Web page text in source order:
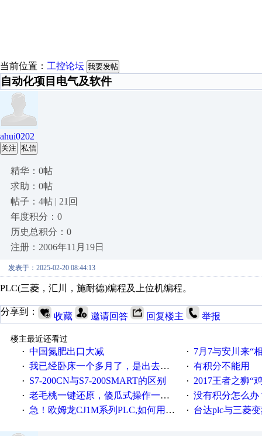
当前位置： 工控论坛 我要发帖
自动化项目电气及软件
ahui0202
关注 私信
精华：0帖
求助：0帖
帖子：4帖 | 21回
年度积分：0
历史总积分：0
注册：2006年11月19日
发表于：2025-02-20 08:44:13
PLC(三菱，汇川，施耐德)编程及上位机编程。
分享到： 收藏 邀请回答 回复楼主 举报
楼主最近还看过
· 中国氮肥出口大减 · 7月7与安川来“
· 我已经卧床一个多月了，是出去安装机械手在高速遭遇车祸所致:大家工作都要特别注意啊 · 有积分不能用
· S7-200CN与S7-200SMART的区别 · 2017王者之狮“鸡”情签到
· 老毛桃一键还原，傻瓜式操作一键轻松备份还原；程序为向导式安装，一键即可实现自动备份或还原系统。 · 没有积分怎么办
· 急！欧姆龙CJ1M系列PLC,如何用时间控制变频器。要求时间在组态王中可以自由输入！拜托各位大神了！ · 台达plc与三菱